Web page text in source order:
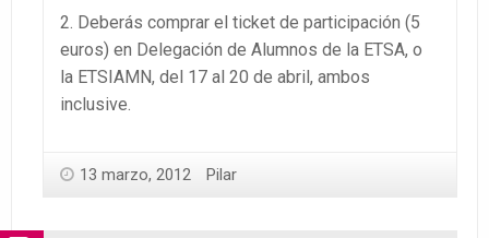
2. Deberás comprar el ticket de participación (5
euros) en Delegación de Alumnos de la ETSA, o
la ETSIAMN, del 17 al 20 de abril, ambos
inclusive.
13 marzo, 2012 Pilar